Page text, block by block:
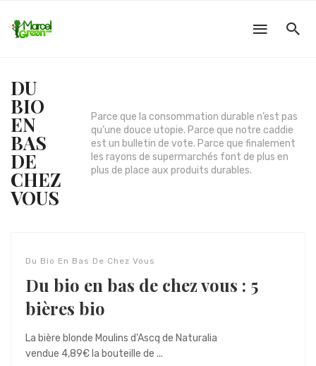
DU
BIO
EN
BAS
DE
CHEZ
VOUS
Parce que la consommation durable n’est pas
qu’une douce utopie. Parce que notre caddie
est un bulletin de vote. Parce que finalement
les rayons de supermarchés font de plus en
plus de place aux produits durables.
Du Bio En Bas De Chez Vous
Du bio en bas de chez vous : 5
bières bio
La bière blonde Moulins d'Ascq de Naturalia
vendue 4,89€ la bouteille de ...